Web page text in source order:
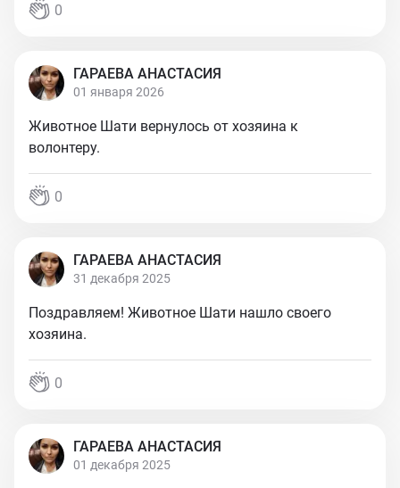
0
ГАРАЕВА АНАСТАСИЯ
01 января 2026
Животное Шати вернулось от хозяина к
волонтеру.
0
ГАРАЕВА АНАСТАСИЯ
31 декабря 2025
Поздравляем! Животное Шати нашло своего
хозяина.
0
ГАРАЕВА АНАСТАСИЯ
01 декабря 2025